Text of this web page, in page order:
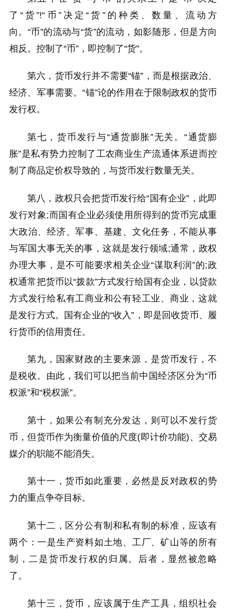
了“货”!“币”决定“货”的种类、数量、流动方
向。“币”的流动与“货”的流动，如影随形，但是方向
相反。控制了“币”，即控制了“货”。
第六，货币发行并不需要“锚”，而是根据政治、
经济、军事需要。“锚”论的作用在于限制政权的货币
发行权。
第七，货币发行与“通货膨胀”无关。“通货膨
胀”是私有势力控制了工农商业生产流通体系进而控
制了商品定价权导致的，与货币发行数量无关。
第八，政权只会把货币发行给“国有企业”，此即
发行对象;而国有企业必须使用所得到的货币完成重
大政治、经济、军事、基建、文化任务，不能从事
与军国大事无关的事，这就是发行领域;通常，政权
办理大事，是不可能要求相关企业“谋取利润”的;政
权通常把货币以“拨款”方式发行给国有企业，以贷款
方式发行给私有工商业和公有轻工业、商业，这就
是发行方式。国有企业的“收入”，即是回收货币、履
行货币的信用责任。
第九，国家财政的主要来源，是货币发行，不
是税收。由此，我们可以把当前中国经济区分为“币
权派”和“税权派”。
第十，如果公有制充分发达，则可以不发行货
币，但货币作为衡量价值的尺度(即计价功能)、交易
媒介的职能不能消失。
第十一，货币如此重要，必然是反对政权的势
力的重点争夺目标。
第十二，区分公有制和私有制的标准，应该有
两个：一是生产资料如土地、工厂、矿山等的所有
制，二是货币发行权的归属。后者，显然被忽略
了。
第十三，货币，应该属于生产工具，组织社会